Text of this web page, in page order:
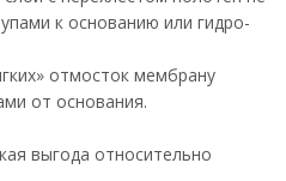
к основанию или гидро-
отмосток мембрану
от основания.
выгода относительно